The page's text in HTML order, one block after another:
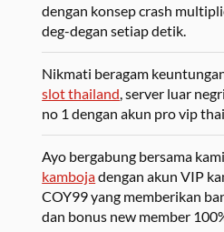
dengan konsep crash
deg-degan setiap detik.
Nikmati beragam
slot thailand, server luar
no 1 dengan akun pro vip
Ayo bergabung bersama
kambojadengan akun VIP
COY99 yang memberikan
dan bonus new member